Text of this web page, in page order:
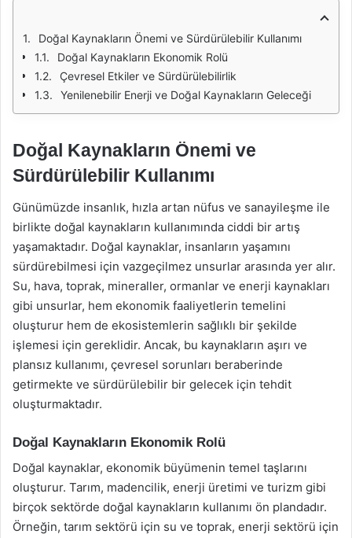
Doğal Kaynakların Önemi ve Sürdürülebilir Kullanımı
Doğal Kaynakların Ekonomik Rolü
Çevresel Etkiler ve Sürdürülebilirlik
Yenilenebilir Enerji ve Doğal Kaynakların Geleceği
Doğal Kaynakların Önemi ve
Sürdürülebilir Kullanımı
Günümüzde insanlık, hızla artan nüfus ve sanayileşme ile
birlikte doğal kaynakların kullanımında ciddi bir artış
yaşamaktadır. Doğal kaynaklar, insanların yaşamını
sürdürebilmesi için vazgeçilmez unsurlar arasında yer alır.
Su, hava, toprak, mineraller, ormanlar ve enerji kaynakları
gibi unsurlar, hem ekonomik faaliyetlerin temelini
oluşturur hem de ekosistemlerin sağlıklı bir şekilde
işlemesi için gereklidir. Ancak, bu kaynakların aşırı ve
plansız kullanımı, çevresel sorunları beraberinde
getirmekte ve sürdürülebilir bir gelecek için tehdit
oluşturmaktadır.
Doğal Kaynakların Ekonomik Rolü
Doğal kaynaklar, ekonomik büyümenin temel taşlarını
oluşturur. Tarım, madencilik, enerji üretimi ve turizm gibi
birçok sektörde doğal kaynakların kullanımı ön plandadır.
Örneğin, tarım sektörü için su ve toprak, enerji sektörü için